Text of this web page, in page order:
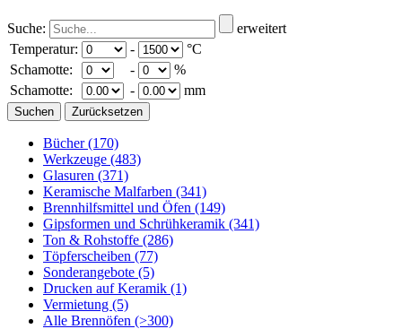
Suche:
erweitert
Temperatur:
-
°C
Schamotte:
-
%
Schamotte:
- mm
Bücher(170)
Werkzeuge (483)
Glasuren (371)
Keramische Malfarben (341)
Brennhilfsmittel und Öfen (149)
Gipsformen und Schrühkeramik (341)
Ton & Rohstoffe (286)
Töpferscheiben (77)
Sonderangebote (5)
Drucken auf Keramik (1)
Vermietung (5)
Alle Brennöfen (>300)